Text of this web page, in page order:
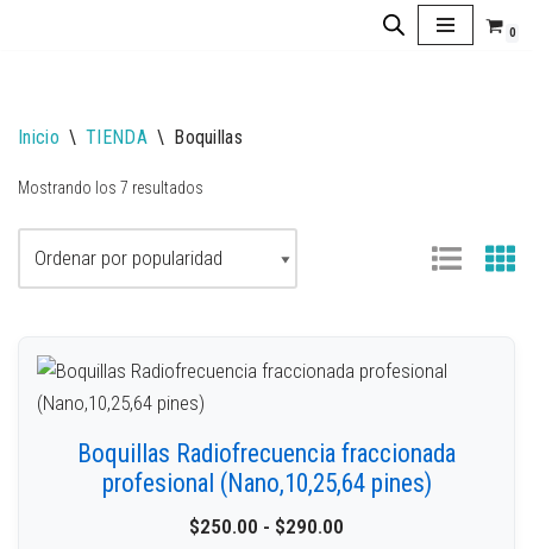
contenido
0
Inicio \ TIENDA \ Boquillas
Mostrando los 7 resultados
Boquillas Radiofrecuencia fraccionada
profesional (Nano,10,25,64 pines)
$250.00 - $290.00